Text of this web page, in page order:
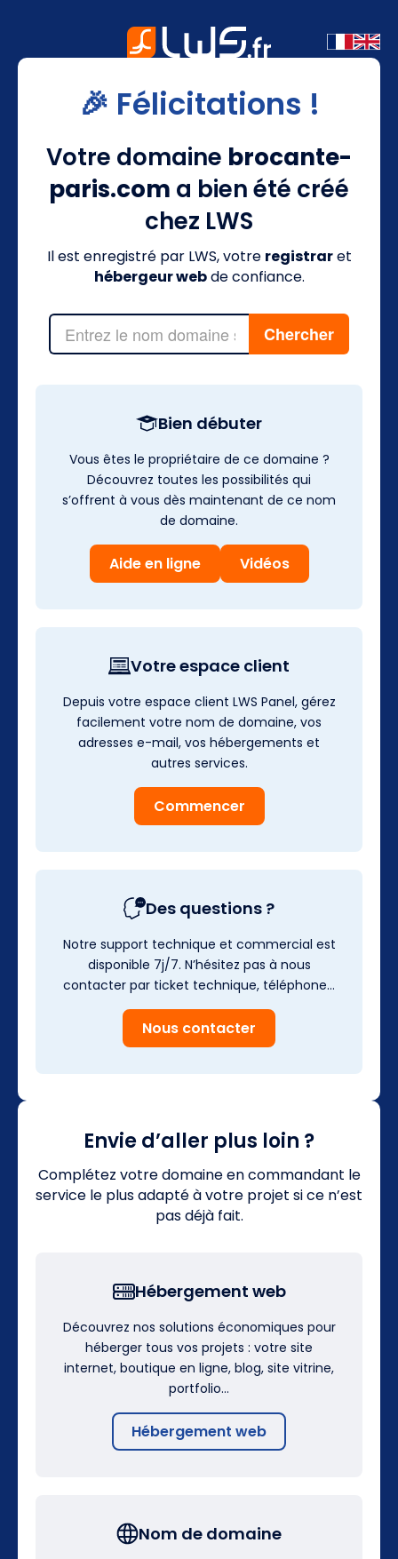
🎉 Félicitations !
Votre domaine brocante-
paris.com a bien été créé
chez LWS
Il est enregistré par LWS, votre registraret
hébergeur webde confiance.
Bien débuter
Vous êtes le propriétaire de ce domaine ?
Découvrez toutes les possibilités qui
s’offrent à vous dès maintenant de ce nom
de domaine.
Aide en ligne Vidéos
Votre espace client
Depuis votre espace client LWS Panel, gérez
facilement votre nom de domaine, vos
adresses e-mail, vos hébergements et
autres services.
Commencer
Des questions ?
Notre support technique et commercial est
disponible 7j/7. N’hésitez pas à nous
contacter par ticket technique, téléphone…
Nous contacter
Envie d’aller plus loin ?
Complétez votre domaine en commandant le
service le plus adapté à votre projet si ce n’est
pas déjà fait.
Hébergement web
Découvrez nos solutions économiques pour
héberger tous vos projets : votre site
internet, boutique en ligne, blog, site vitrine,
portfolio…
Hébergement web
Nom de domaine